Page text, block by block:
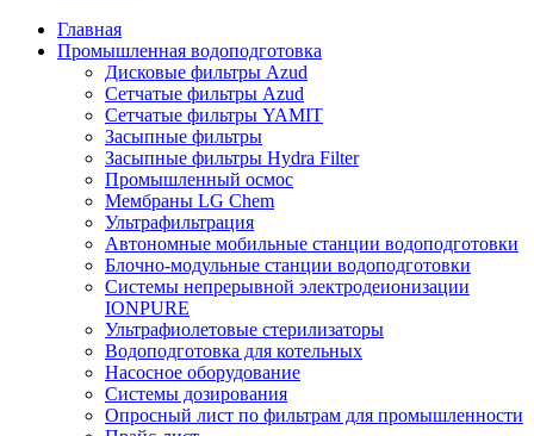
Главная
Промышленная водоподготовка
Дисковые фильтры Azud
Сетчатые фильтры Azud
Сетчатые фильтры YAMIT
Засыпные фильтры
Засыпные фильтры Hydra Filter
Промышленный осмос
Мембраны LG Chem
Ультрафильтрация
Автономные мобильные станции водоподготовки
Блочно-модульные станции водоподготовки
Системы непрерывной электродеионизации
IONPURE
Ультрафиолетовые стерилизаторы
Водоподготовка для котельных
Насосное оборудование
Системы дозирования
Опросный лист по фильтрам для промышленности